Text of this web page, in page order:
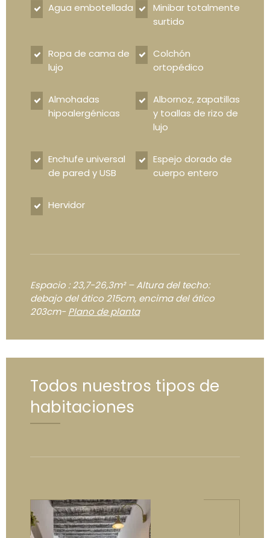
Agua embotellada
Minibar totalmente
surtido
Ropa de cama de
lujo
Colchón
ortopédico
Almohadas
hipoalergénicas
Albornoz, zapatillas
y toallas de rizo de
lujo
Enchufe universal
de pared y USB
Espejo dorado de
cuerpo entero
Hervidor
Espacio : 23,7-26,3m² – Altura del techo:
debajo del ático 215cm, encima del ático
203cm-Plano de planta
Todos nuestros tipos de
habitaciones